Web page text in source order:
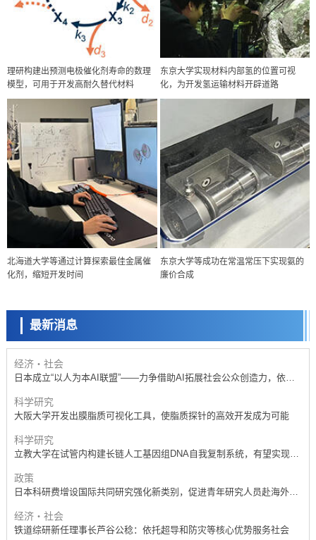
理研构建出预测电极催化剂寿命的数理
模型，可用于开发高耐久替代材料
东京大学实现材料内部氢的位置可视
化，为开发氢运输材料开辟道路
北海道大学等通过计算探索最佳金属催
化剂，缩短开发时间
东京大学等成功在常温常压下实现氨的
廉价合成
最新消息
政策
日本科研费增设国际共同研究强化新类别，促进青年研究人员赴海外开
展研究
科学研究
开发出300亿年仅误差1秒的光晶格钟，构建网络将其打造为下一代社会
基础设施
经济・社会
日本成立“以人为本AI联盟”——力争借助AI拓展社会公众创造力，依托
科学研究
大阪大学开发出膜脂质可视化工具，使脂质探针的高效开发成为可能
科学研究
立教大学在试管内构建长链人工基因组DNA自我复制系统，有望实现携
政策
日本科研费增设国际共同研究强化新类别，促进青年研究人员赴海外开
经济・社会
铁道综研新任理事长芦谷公稔：依托超导和防灾等核心优势服务社会